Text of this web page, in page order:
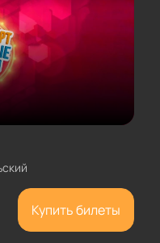
Купить билеты